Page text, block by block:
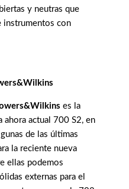
y neutras que
instrumentos con
es la
ahora actual 700 S2, en
de las últimas
la reciente nueva
ellas podemos
externas para el